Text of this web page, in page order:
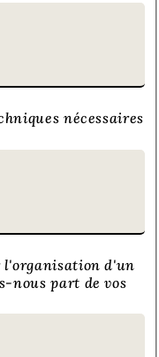
nécessaires
l'organisation d'un
nous part de vos